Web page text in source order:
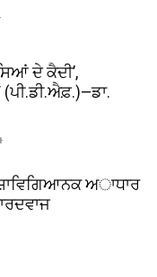
ਦੇ ਕੈਦੀ’,
ਅਾਧਾਰ